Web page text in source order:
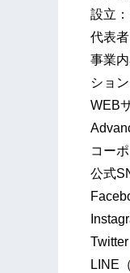
設立
代表
事業
ショ
WEB
コー
公式
Twitter
LINE（